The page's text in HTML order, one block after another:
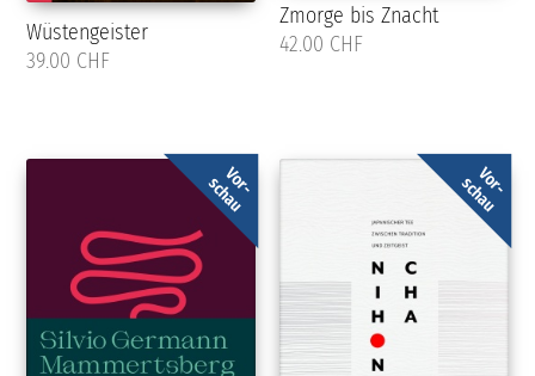
Wüstengeister
39.00 CHF
Zmorge bis Znacht
42.00 CHF
Vor-
schau Vor-
schau